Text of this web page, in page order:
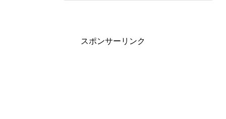
スポンサーリンク